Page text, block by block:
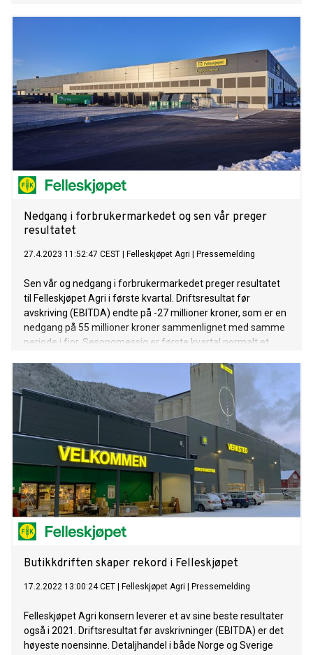
Nedgang i forbrukermarkedet og sen vår preger
resultatet
27.4.2023 11:52:47 CEST Felleskjøpet Agri Pressemelding
Sen vår og nedgang i forbrukermarkedet preger resultatet
til Felleskjøpet Agri i første kvartal. Driftsresultat før
avskriving (EBITDA) endte på -27 millioner kroner, som er en
nedgang på 55 millioner kroner sammenlignet med samme
periode i fjor. Sesongmessig er første kvartal normalt et
Butikkdriften skaper rekord i Felleskjøpet
17.2.2022 13:00:24 CET Felleskjøpet Agri Pressemelding
Felleskjøpet Agri konsern leverer et av sine beste resultater
også i 2021. Driftsresultat før avskrivninger (EBITDA) er det
høyeste noensinne. Detaljhandel i både Norge og Sverige